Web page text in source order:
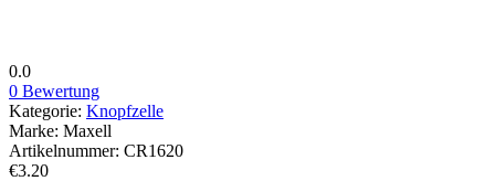
0.0
0 Bewertung
Kategorie: Knopfzelle
Marke: Maxell
Artikelnummer: CR1620
€3.20